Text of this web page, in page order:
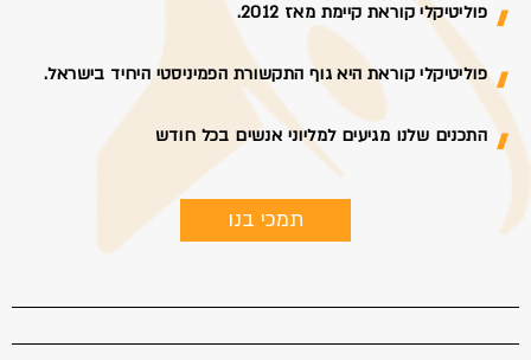
פוליטיקלי קוראת קיימת מאז 2012.
פוליטיקלי קוראת היא גוף התקשורת הפמיניסטי היחיד בישראל.
התכנים שלנו מגיעים למליוני אנשים בכל חודש
תמכי בנו